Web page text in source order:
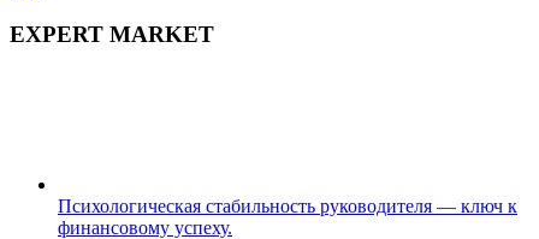
EXPERT MARKET
Психологическая стабильность руководителя — ключ к
финансовому успеху.